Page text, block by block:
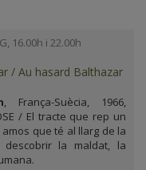
16.00h i 22.00h
/ Au hasard Balthazar
, França-Suècia, 1966,
/ El tracte que rep un
que té al llarg de la
la maldat, la